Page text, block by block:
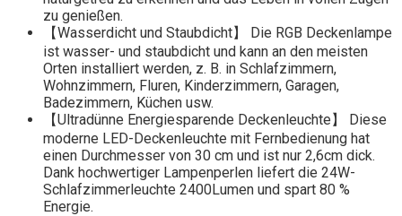
zu genießen.
【Wasserdicht und Staubdicht】 Die RGB Deckenlampe
ist wasser- und staubdicht und kann an den meisten
Orten installiert werden, z. B. in Schlafzimmern,
Wohnzimmern, Fluren, Kinderzimmern, Garagen,
Badezimmern, Küchen usw.
【Ultradünne Energiesparende Deckenleuchte】 Diese
moderne LED-Deckenleuchte mit Fernbedienung hat
einen Durchmesser von 30 cm und ist nur 2,6cm dick.
Dank hochwertiger Lampenperlen liefert die 24W-
Schlafzimmerleuchte 2400Lumen und spart 80 %
Energie.